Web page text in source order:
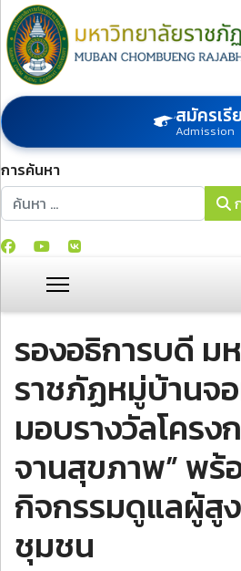
สมัครเรี
Admission
การค้นหา
การค้นหา
รองอธิการบดี ม
ราชภัฏหมู่บ้านจ
มอบรางวัลโครง
จานสุขภาพ” พร้
กิจกรรมดูแลผู้สู
ชุมชน